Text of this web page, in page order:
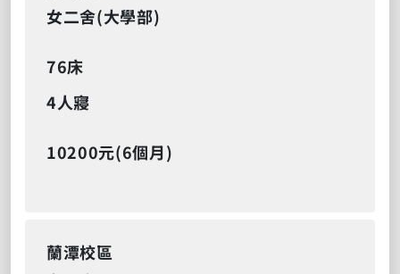
女二舍(大學部)
76床
4人寢
10200元(6個月)
蘭潭校區